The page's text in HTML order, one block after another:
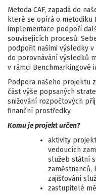
Metoda CAF, zapadá do
které se opírá o metodiku
implementace podpoří
souvisejících procesů.
podpořit našimi výsledky
do porovnávání výsledků
v rámci Benchmarkingové
Podpora našeho projektu
část výše popsaných
snižování rozpočtových
finanční prostředky.
Komu je projekt určen?
aktivity
vedoucích
služeb státní
zajišťování
zastupitelé